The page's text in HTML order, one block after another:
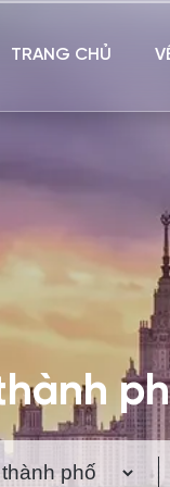
TRANG CHỦ